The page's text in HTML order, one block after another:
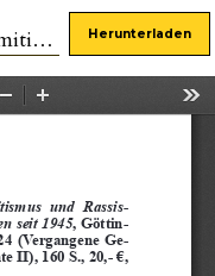
1945 Herunterladen